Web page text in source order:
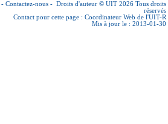
- Contactez-nous - Droits d'auteur © UIT 2026 Tous droits
réservés
Contact pour cette page : Coordinateur Web de l'UIT-R
Mis à jour le : 2013-01-30